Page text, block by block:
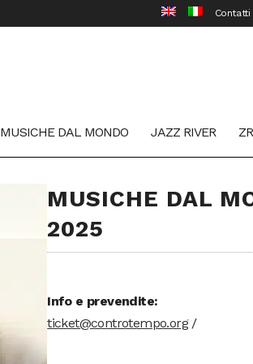
Contatti
MUSICHE DAL MONDO JAZZ RIVER
MUSICHE DAL
2025
Info e prevendite:
ticket@controtempo.org/